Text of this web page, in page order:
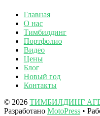
Главная
О нас
Тимбилдинг
Портфолио
Видео
Цены
Блог
Новый год
Контакты
© 2026 ТИМБИЛДИНГ
Разработано MotoPress •